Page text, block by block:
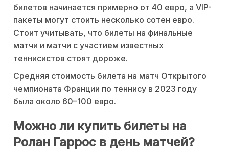
билетов начинается примерно от 40 евро, а VIP-
пакеты могут стоить несколько сотен евро.
Стоит учитывать, что билеты на финальные
матчи и матчи с участием известных
теннисистов стоят дороже.
Средняя стоимость билета на матч Открытого
чемпионата Франции по теннису в 2023 году
была около 60–100 евро.
Можно ли купить билеты на
Ролан Гаррос в день матчей?